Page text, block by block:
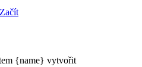
Začít